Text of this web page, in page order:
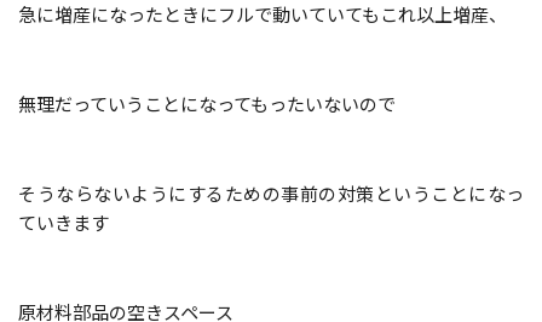
急に増産になったときにフルで動いていてもこれ以上増産、
無理だっていうことになってもったいないので
そうならないようにするための事前の対策ということになっ
ていきます
原材料部品の空きスペース